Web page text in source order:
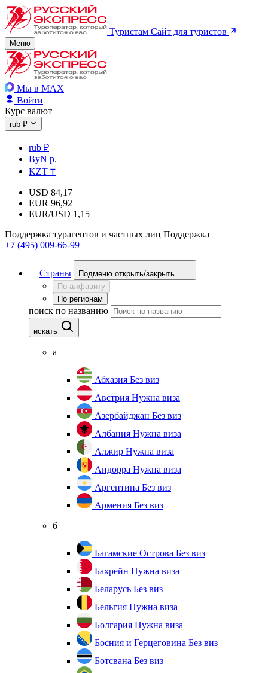
Туристам Сайт для туристов
Меню
Мы в MAX
Войти
Курс валют
rub ₽
rub ₽
ByN р.
KZT ₸
USD 84,17
EUR 96,92
EUR/USD 1,15
Поддержка турагентов и частных лиц Поддержка
+7 (495) 009-66-99
Страны
Подменю открыть/закрыть
По алфавиту
По регионам
поиск по названию
искать
а
Абхазия Без виз
Австрия Нужна виза
Азербайджан Без виз
Албания Нужна виза
Алжир Нужна виза
Андорра Нужна виза
Аргентина Без виз
Армения Без виз
б
Багамские Острова Без виз
Бахрейн Нужна виза
Беларусь Без виз
Бельгия Нужна виза
Болгария Нужна виза
Босния и Герцеговина Без виз
Ботсвана Без виз